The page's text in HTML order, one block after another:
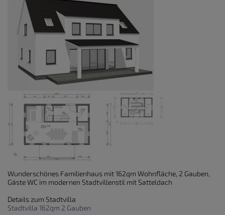
Wunderschönes Familienhaus mit 162qm Wohnfläche, 2 Gauben,
Gäste WC im modernen Stadtvillenstil mit Satteldach
Details zum Stadtvilla
Stadtvilla 162qm 2 Gauben